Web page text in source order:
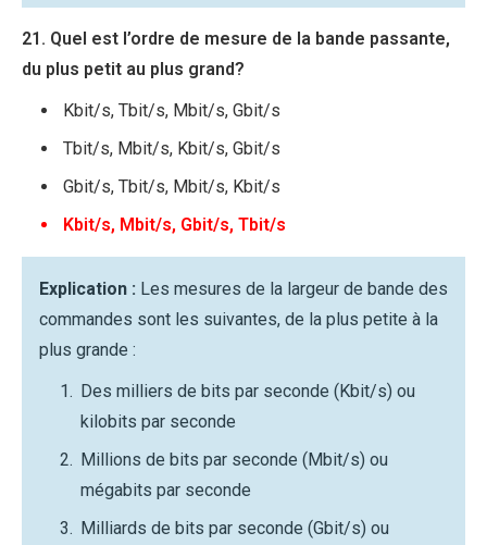
21. Quel est l’ordre de mesure de la bande passante,
du plus petit au plus grand?
Kbit/s, Tbit/s, Mbit/s, Gbit/s
Tbit/s, Mbit/s, Kbit/s, Gbit/s
Gbit/s, Tbit/s, Mbit/s, Kbit/s
Kbit/s, Mbit/s, Gbit/s, Tbit/s
Explication : Les mesures de la largeur de bande des
commandes sont les suivantes, de la plus petite à la
plus grande :
Des milliers de bits par seconde (Kbit/s) ou
kilobits par seconde
Millions de bits par seconde (Mbit/s) ou
mégabits par seconde
Milliards de bits par seconde (Gbit/s) ou